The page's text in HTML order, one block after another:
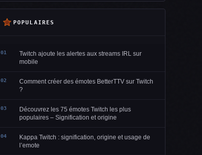
POPULAIRES
01
Twitch ajoute les alertes aux streams IRL sur
mobile
02
Comment créer des émotes BetterTTV sur Twitch
?
03
Découvrez les 75 émotes Twitch les plus
populaires – Signification et origine
04
Kappa Twitch : signification, origine et usage de
l’emote